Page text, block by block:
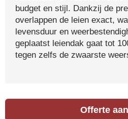
budget en stijl. Dankzij de
overlappen de leien exact,
levensduur en
geplaatst leiendak gaat tot
tegen zelfs de zwaarste
Offerte